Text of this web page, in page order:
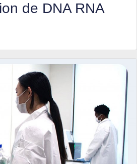
de DNA RNA